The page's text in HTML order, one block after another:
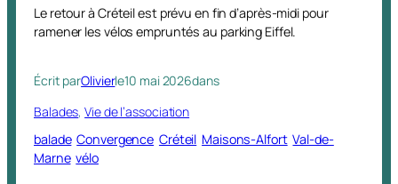
Le retour à Créteil est prévu en fin d’après-midi pour
ramener les vélos empruntés au parking Eiffel.
Écrit parOlivierle10 mai 2026dans
Balades, Vie de l’association
balade Convergence Créteil Maisons-Alfort Val-de-
Marne vélo